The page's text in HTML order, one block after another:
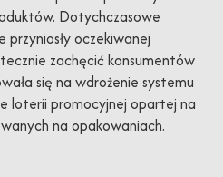
Dotychczasowe
przyniosły oczekiwanej
zachęcić konsumentów
się na wdrożenie systemu
loterii promocyjnej opartej na
na opakowaniach.